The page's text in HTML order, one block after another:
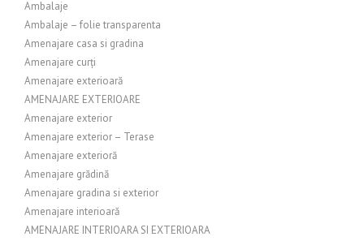
Ambalaje
Ambalaje – folie transparenta
Amenajare casa si gradina
Amenajare curți
Amenajare exterioară
AMENAJARE EXTERIOARE
Amenajare exterior
Amenajare exterior – Terase
Amenajare exterioră
Amenajare grădină
Amenajare gradina si exterior
Amenajare interioară
AMENAJARE INTERIOARA SI EXTERIOARA